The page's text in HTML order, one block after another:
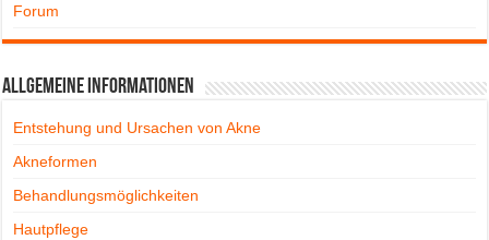
Forum
Allgemeine Informationen
Entstehung und Ursachen von Akne
Akneformen
Behandlungsmöglichkeiten
Hautpflege